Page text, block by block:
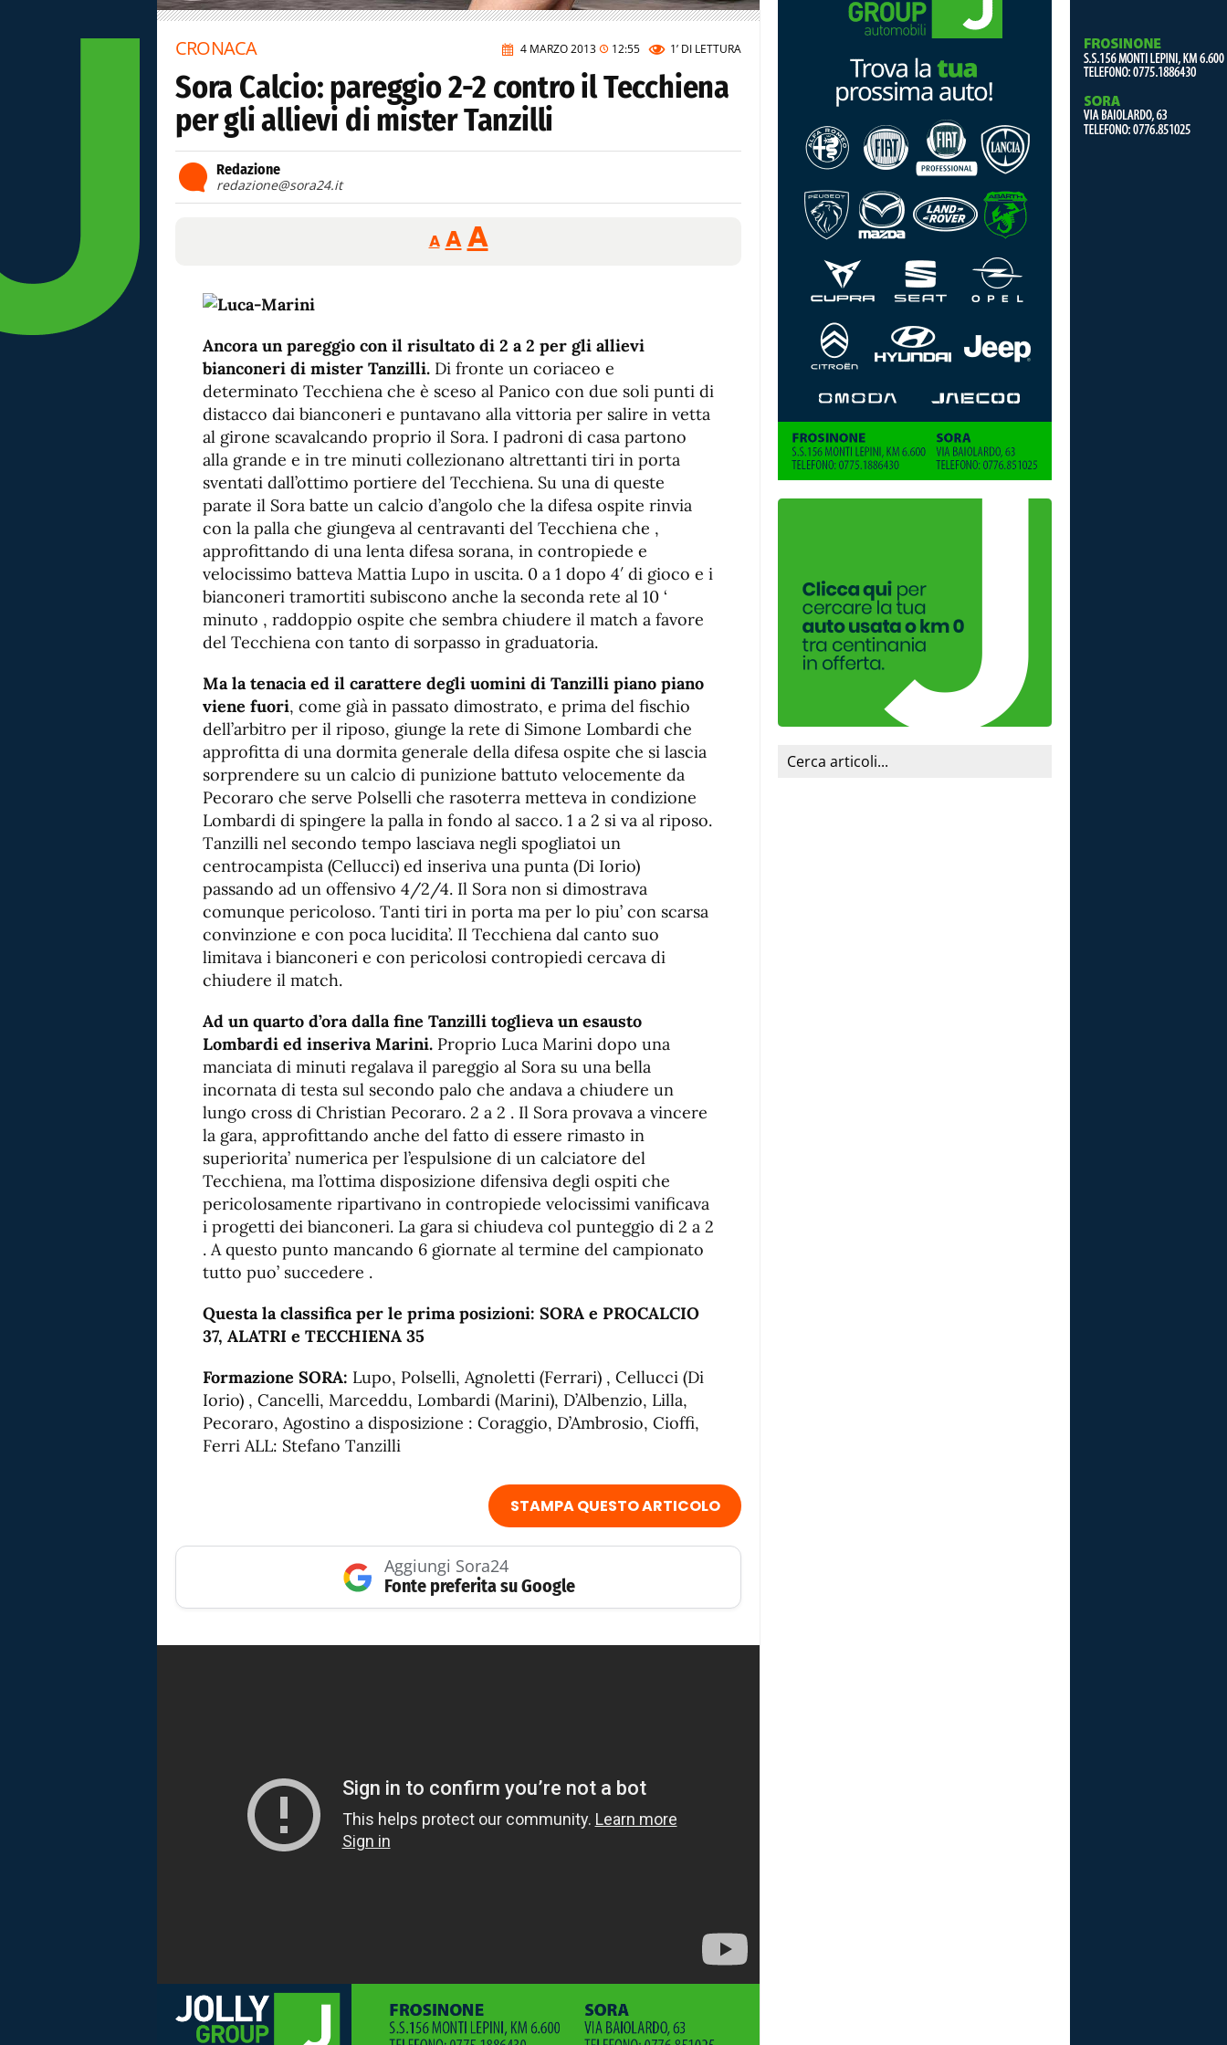
4 MARZO 2013 12:55 1’ DI LETTURA
CRONACA
Sora Calcio: pareggio 2-2 contro il Tecchiena
per gli allievi di mister Tanzilli
Redazione
redazione@sora24.it
A
Reducir
tamaño
A Restablecer
tamaño
AAumentar
fuente.
Ancora un pareggio con il risultato di 2 a 2 per gli allievi
bianconeri di mister Tanzilli. Di fronte un coriaceo e
determinato Tecchiena che è sceso al Panico con due soli punti di
distacco dai bianconeri e puntavano alla vittoria per salire in vetta
al girone scavalcando proprio il Sora. I padroni di casa partono
alla grande e in tre minuti collezionano altrettanti tiri in porta
sventati dall’ottimo portiere del Tecchiena. Su una di queste
parate il Sora batte un calcio d’angolo che la difesa ospite rinvia
con la palla che giungeva al centravanti del Tecchiena che ,
approfittando di una lenta difesa sorana, in contropiede e
velocissimo batteva Mattia Lupo in uscita. 0 a 1 dopo 4′ di gioco e i
bianconeri tramortiti subiscono anche la seconda rete al 10 ‘
minuto , raddoppio ospite che sembra chiudere il match a favore
del Tecchiena con tanto di sorpasso in graduatoria.
Ma la tenacia ed il carattere degli uomini di Tanzilli piano piano
viene fuori, come già in passato dimostrato, e prima del fischio
dell’arbitro per il riposo, giunge la rete di Simone Lombardi che
approfitta di una dormita generale della difesa ospite che si lascia
sorprendere su un calcio di punizione battuto velocemente da
Pecoraro che serve Polselli che rasoterra metteva in condizione
Lombardi di spingere la palla in fondo al sacco. 1 a 2 si va al riposo.
Tanzilli nel secondo tempo lasciava negli spogliatoi un
centrocampista (Cellucci) ed inseriva una punta (Di Iorio)
passando ad un offensivo 4/2/4. Il Sora non si dimostrava
comunque pericoloso. Tanti tiri in porta ma per lo piu’ con scarsa
convinzione e con poca lucidita’. Il Tecchiena dal canto suo
limitava i bianconeri e con pericolosi contropiedi cercava di
chiudere il match.
Ad un quarto d’ora dalla fine Tanzilli toglieva un esausto
Lombardi ed inseriva Marini. Proprio Luca Marini dopo una
manciata di minuti regalava il pareggio al Sora su una bella
incornata di testa sul secondo palo che andava a chiudere un
lungo cross di Christian Pecoraro. 2 a 2 . Il Sora provava a vincere
la gara, approfittando anche del fatto di essere rimasto in
superiorita’ numerica per l’espulsione di un calciatore del
Tecchiena, ma l’ottima disposizione difensiva degli ospiti che
pericolosamente ripartivano in contropiede velocissimi vanificava
i progetti dei bianconeri. La gara si chiudeva col punteggio di 2 a 2
. A questo punto mancando 6 giornate al termine del campionato
tutto puo’ succedere .
Questa la classifica per le prima posizioni: SORA e PROCALCIO
37, ALATRI e TECCHIENA 35
Formazione SORA: Lupo, Polselli, Agnoletti (Ferrari) , Cellucci (Di
Iorio) , Cancelli, Marceddu, Lombardi (Marini), D’Albenzio, Lilla,
Pecoraro, Agostino a disposizione : Coraggio, D’Ambrosio, Cioffi,
Ferri ALL: Stefano Tanzilli
STAMPA QUESTO ARTICOLO
Aggiungi Sora24
Fonte preferita su Google